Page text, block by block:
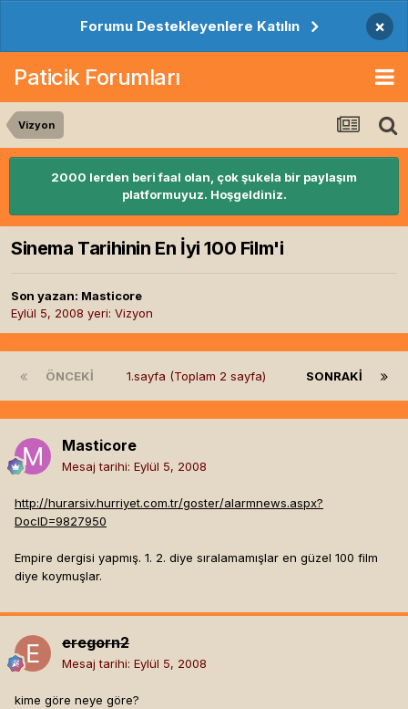
Forumu Destekleyenlere Katılın ×
Paticik Forumları
Vizyon
2000 lerden beri faal olan, çok şukela bir paylaşım
platformuyuz. Hoşgeldiniz.
Sinema Tarihinin En İyi 100 Film'i
Son yazan: Masticore
Eylül 5, 2008 yeri: Vizyon
ÖNCEKI SONRAKI
1.sayfa (Toplam 2 sayfa)
Masticore
Mesaj tarihi: Eylül 5, 2008
http://hurarsiv.hurriyet.com.tr/goster/alarmnews.aspx?
DocID=9827950
Empire dergisi yapmış. 1. 2. diye sıralamamışlar en güzel 100 film
diye koymuşlar.
eregorn2
Mesaj tarihi: Eylül 5, 2008
kime göre neye göre?